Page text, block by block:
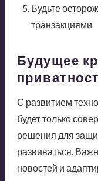
Будьте
транзакциями
Будущее
С развитием
будет только
решения для
развиваться.
новостей и